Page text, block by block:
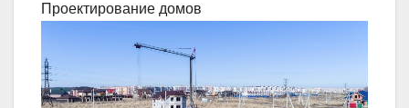
Проектирование домов